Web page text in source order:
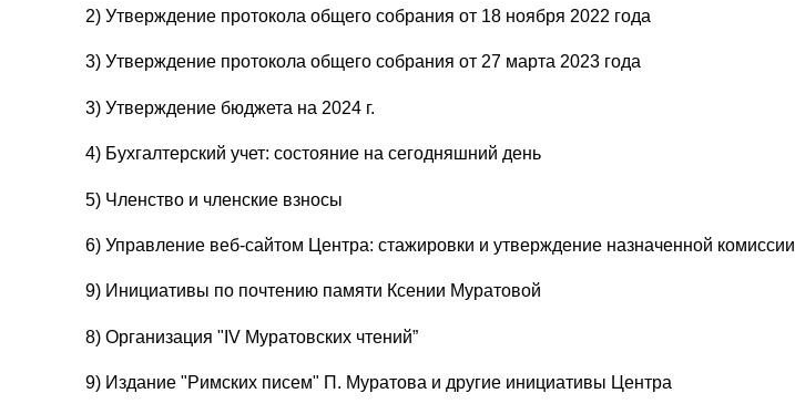
2) Утверждение протокола общего собрания от 18 ноября 2022 года
3) Утверждение протокола общего собрания от 27 марта 2023 года
3) Утверждение бюджета на 2024 г.
4) Бухгалтерский учет: состояние на сегодняшний день
5) Членство и членские взносы
6) Управление веб-сайтом Центра: стажировки и утверждение назначенной комиссии
9) Инициативы по почтению памяти Ксении Муратовой
8) Организация "IV Муратовских чтений”
9) Издание "Римских писем" П. Муратова и другие инициативы Центра